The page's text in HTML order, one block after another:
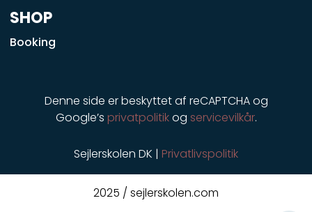
SHOP
Booking
Denne side er beskyttet af reCAPTCHA og
Google’s privatpolitikog servicevilkår.
Sejlerskolen DK | Privatlivspolitik
2025 / sejlerskolen.com